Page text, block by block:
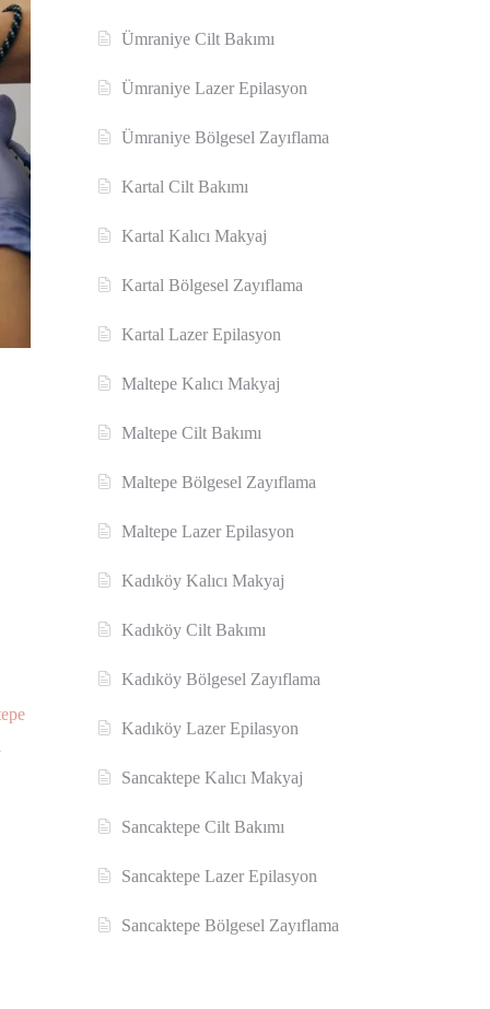
Ümraniye Cilt Bakımı
Ümraniye Lazer Epilasyon
Ümraniye Bölgesel Zayıflama
Kartal Cilt Bakımı
Kartal Kalıcı Makyaj
Kartal Bölgesel Zayıflama
Kartal Lazer Epilasyon
Maltepe Kalıcı Makyaj
Maltepe Cilt Bakımı
Maltepe Bölgesel Zayıflama
Maltepe Lazer Epilasyon
Kadıköy Kalıcı Makyaj
Kadıköy Cilt Bakımı
Kadıköy Bölgesel Zayıflama
Kadıköy Lazer Epilasyon
Sancaktepe Kalıcı Makyaj
Sancaktepe Cilt Bakımı
Sancaktepe Lazer Epilasyon
Sancaktepe Bölgesel Zayıflama